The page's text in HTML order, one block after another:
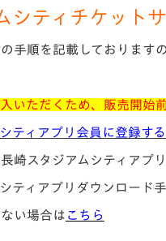
シティチケット
手順を記載しております
いただくため、販売開始
ティアプリ会員に登録する
崎スタジアムシティアプ
ティアプリダウンロード
い場合は こちら